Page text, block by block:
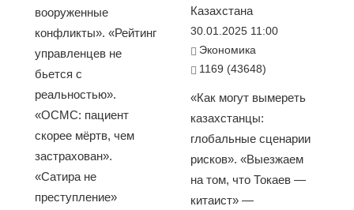
вооруженные
конфликты». «Рейтинг
управленцев не
бьется с
реальностью».
«ОСМС: пациент
скорее мёртв, чем
застрахован».
«Сатира не
преступление»
Казахстана
30.01.2025 11:00
Экономика
1169 (43648)
«Как могут вымереть
казахстанцы:
глобальные сценарии
рисков». «Выезжаем
на том, что Токаев —
китаист» —